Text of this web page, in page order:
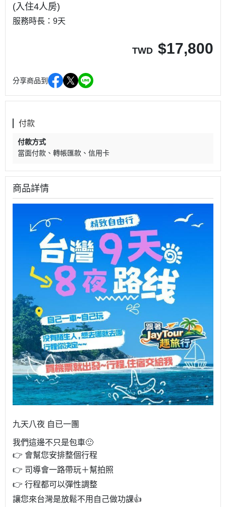
(入住4人房)
服務時長：9天
TWD $17,800
分享商品到
付款
付款方式
當面付款
轉帳匯款 信用卡
商品詳情
九天八夜 自已一團
我們這邊不只是包車🙂
👉 會幫您安排整個行程
👉 司導會一路帶玩＋幫拍照
👉 行程都可以彈性調整
讓您來台灣是放鬆不用自己做功課👍